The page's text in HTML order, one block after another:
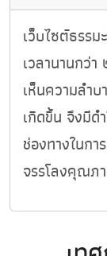
เว็บไซต์ธรร
เวลานานกว่
เห็นความลำ
เกิดขึ้น จึงมีด
ช่องทางในก
จรรโลงคุณภ